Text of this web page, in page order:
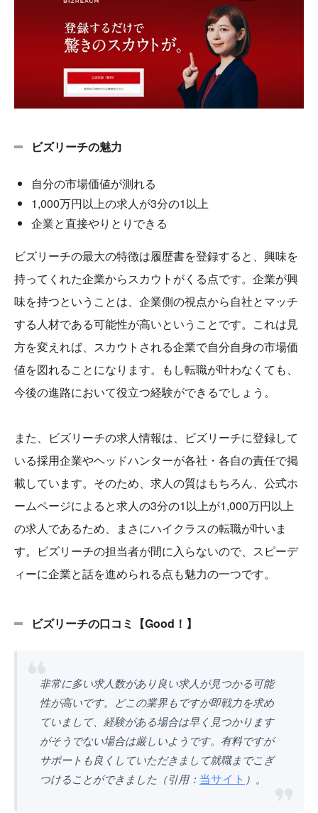
ビズリーチの魅力
自分の市場価値が測れる
1,000万円以上の求人が3分の1以上
企業と直接やりとりできる
ビズリーチの最大の特徴は履歴書を登録すると、興味を
持ってくれた企業からスカウトがくる点です。企業が興
味を持つということは、企業側の視点から自社とマッチ
する人材である可能性が高いということです。これは見
方を変えれば、スカウトされる企業で自分自身の市場価
値を図れることになります。もし転職が叶わなくても、
今後の進路において役立つ経験ができるでしょう。
また、ビズリーチの求人情報は、ビズリーチに登録して
いる採用企業やヘッドハンターが各社・各自の責任で掲
載しています。そのため、求人の質はもちろん、公式ホ
ームページによると求人の3分の1以上が1,000万円以上
の求人であるため、まさにハイクラスの転職が叶いま
す。ビズリーチの担当者が間に入らないので、スピーデ
ィーに企業と話を進められる点も魅力の一つです。
ビズリーチの口コミ【Good！】
非常に多い求人数があり良い求人が見つかる可能
性が高いです。どこの業界もですが即戦力を求め
ていまして、経験がある場合は早く見つかります
がそうでない場合は厳しいようです。有料ですが
サポートも良くしていただきまして就職までこぎ
つけることができました（引用： 当サイト ）。